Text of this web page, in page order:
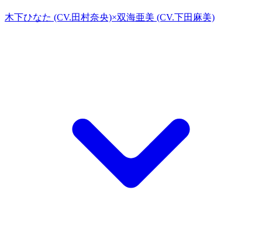
木下ひなた (CV.田村奈央)×双海亜美 (CV.下田麻美)